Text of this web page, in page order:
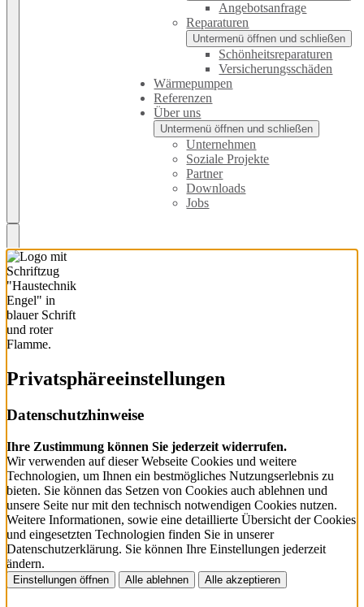
Angebotsanfrage
Reparaturen
Untermenü öffnen und schließen
Schönheitsreparaturen
Versicherungsschäden
Wärmepumpen
Referenzen
Über uns
Untermenü öffnen und schließen
Unternehmen
Soziale Projekte
Partner
Downloads
Jobs
Privatsphäre­einstellungen
Datenschutzhinweise
Ihre Zustimmung können Sie jederzeit widerrufen.
Wir verwenden auf dieser Webseite Cookies und weitere
Technologien, um Ihnen ein bestmögliches Nutzungserlebnis zu
bieten. Sie können das Setzen von Cookies auch ablehnen und
unsere Seite nur mit den technisch notwendigen Cookies nutzen.
Weitere Informationen, sowie eine detaillierte Übersicht der Cookies
und eingesetzten Technologien finden Sie in unserer
Datenschutzerklärung. Sie können Ihre Einstellungen jederzeit
ändern.
Einstellungen öffnen Alle ablehnen Alle akzeptieren